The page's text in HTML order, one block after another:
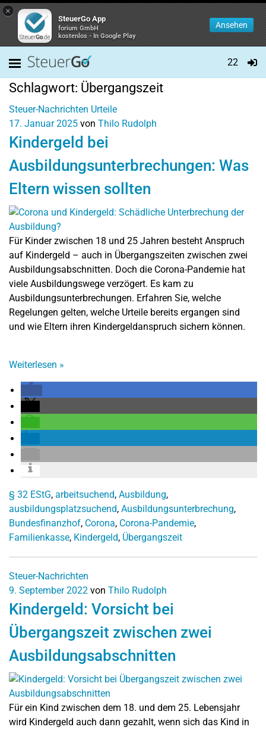
×
SteuerGo App
forium GmbH
kostenlos - In Google Play
Ansehen
22
Schlagwort: Übergangszeit
Steuer-Nachrichten Urteile
17. Januar 2025 von Thilo Rudolph
Kindergeld bei
Ausbildungsunterbrechungen: Was
Eltern wissen sollten
Für Kinder zwischen 18 und 25 Jahren besteht Anspruch
auf Kindergeld – auch in Übergangszeiten zwischen zwei
Ausbildungsabschnitten. Doch die Corona-Pandemie hat
viele Ausbildungswege verzögert. Es kam zu
Ausbildungsunterbrechungen. Erfahren Sie, welche
Regelungen gelten, welche Urteile bereits ergangen sind
und wie Eltern ihren Kindergeldanspruch sichern können.
Weiterlesen »
§ 32 EStG, arbeitsuchend, Ausbildung,
ausbildungsplatzsuchend, Ausbildungsunterbrechung,
Bundesfinanzhof, Corona, Corona-Pandemie,
Familienkasse, Kindergeld, Übergangszeit
Steuer-Nachrichten
9. September 2022 von Thilo Rudolph
Kindergeld: Vorsicht bei
Übergangszeit zwischen zwei
Ausbildungsabschnitten
Für ein Kind zwischen dem 18. und dem 25. Lebensjahr
wird Kindergeld auch dann gezahlt, wenn sich das Kind in